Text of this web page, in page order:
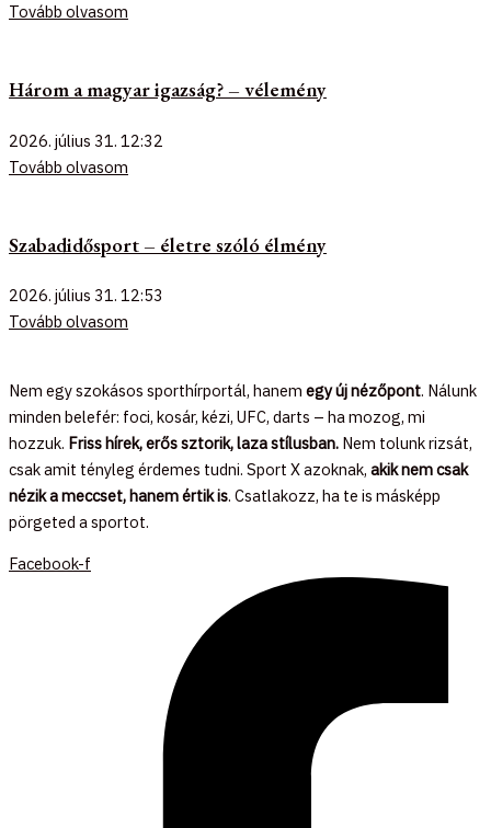
Tovább olvasom
Három a magyar igazság? – vélemény
2026. július 31. 12:32
Tovább olvasom
Szabadidősport – életre szóló élmény
2026. július 31. 12:53
Tovább olvasom
Nem egy szokásos sporthírportál, hanem egy új nézőpont. Nálunk
minden belefér: foci, kosár, kézi, UFC, darts – ha mozog, mi
hozzuk. Friss hírek, erős sztorik, laza stílusban. Nem tolunk rizsát,
csak amit tényleg érdemes tudni. Sport X azoknak, akik nem csak
nézik a meccset, hanem értik is. Csatlakozz, ha te is másképp
pörgeted a sportot.
Facebook-f